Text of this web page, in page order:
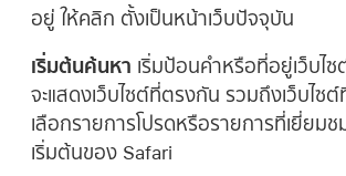
อยู่ ให้คลิก ตั้งเป็นหน้าเว็บปัจจุบัน
เริ่มต้นค้นหา เริ่มป้อนคำหรือที่อยู่เว็บไซ
จะแสดงเว็บไซต์ที่ตรงกัน รวมถึงเว็บไซต์
เลือกรายการโปรดหรือรายการที่เยี่ยม
เริ่มต้นของ Safari